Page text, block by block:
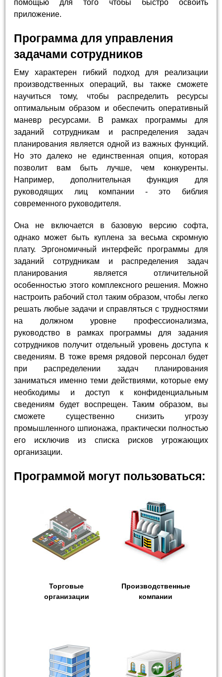
помощью для того чтобы быстро освоить
приложение.
Программа для управления
задачами сотрудников
Ему характерен гибкий подход для реализации
производственных операций, вы также сможете
научиться тому, чтобы распределить ресурсы
оптимальным образом и обеспечить оперативный
маневр ресурсами. В рамках программы для
заданий сотрудникам и распределения задач
планирования является одной из важных функций.
Но это далеко не единственная опция, которая
позволит вам быть лучше, чем конкуренты.
Например, дополнительная функция для
руководящих лиц компании - это библия
современного руководителя.
Она не включается в базовую версию софта,
однако может быть куплена за весьма скромную
плату. Эргономичный интерфейс программы для
заданий сотрудникам и распределения задач
планирования является отличительной
особенностью этого комплексного решения. Можно
настроить рабочий стол таким образом, чтобы легко
решать любые задачи и справляться с трудностями
на должном уровне профессионализма,
руководство в рамках программы для задания
сотрудников получит отдельный уровень доступа к
сведениям. В тоже время рядовой персонал будет
при распределении задач планирования
заниматься именно теми действиями, которые ему
необходимы и доступ к конфиденциальным
сведениям будет воспрещен. Таким образом, вы
сможете существенно снизить угрозу
промышленного шпионажа, практически полностью
его исключив из списка рисков угрожающих
организации.
Программой могут пользоваться:
Торговые
организации
Производственные
компании